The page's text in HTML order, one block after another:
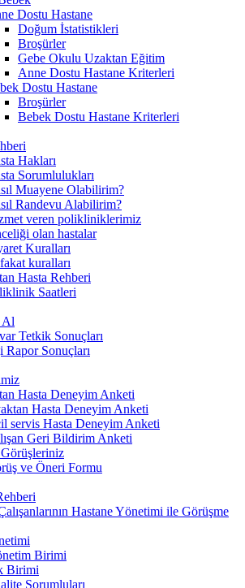
Dostu Hastane
Doğum İstatistikleri
Broşürler
Gebe Okulu Uzaktan Eğitim
Anne Dostu Hastane Kriterleri
Dostu Hastane
Broşürler
Bebek Dostu Hastane Kriterleri
Hakları
Sorumlulukları
Muayene Olabilirim?
Randevu Alabilirim?
veren polikliniklerimiz
olan hastalar
Kuralları
kuralları
Hasta Rehberi
Saatleri
Al
Tetkik Sonuçları
Rapor Sonuçları
Hasta Deneyim Anketi
Hasta Deneyim Anketi
servis Hasta Deneyim Anketi
Geri Bildirim Anketi
ve Öneri Formu
Hastane Yönetimi ile Görüşme
Birimi
Birimi
Sorumluları